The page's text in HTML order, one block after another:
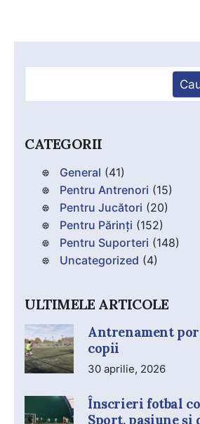
CATEGORII
General (41)
Pentru Antrenori (15)
Pentru Jucători (20)
Pentru Părinți (152)
Pentru Suporteri (148)
Uncategorized (4)
ULTIMELE ARTICOLE
Antrenament
copii
30 aprilie, 2026
Înscrieri fotbal
Sport, pasiune și